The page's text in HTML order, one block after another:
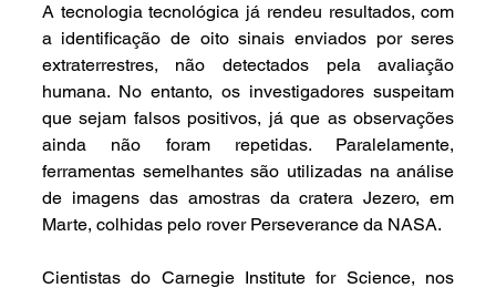
A tecnologia tecnológica já rendeu resultados, com
a identificação de oito sinais enviados por seres
extraterrestres, não detectados pela avaliação
humana. No entanto, os investigadores suspeitam
que sejam falsos positivos, já que as observações
ainda não foram repetidas. Paralelamente,
ferramentas semelhantes são utilizadas na análise
de imagens das amostras da cratera Jezero, em
Marte, colhidas pelo rover Perseverance da NASA.
Cientistas do Carnegie Institute for Science, nos